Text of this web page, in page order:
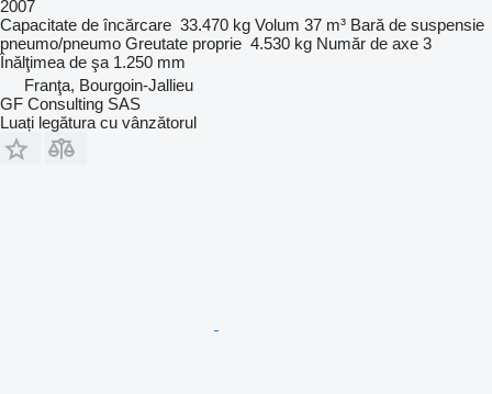
2007
Capacitate de încărcare 33.470 kg Volum 37 m³ Bară de suspensie
pneumo/pneumo Greutate proprie 4.530 kg Număr de axe 3
Înălţimea de şa 1.250 mm
Franţa, Bourgoin-Jallieu
GF Consulting SAS
Luați legătura cu vânzătorul